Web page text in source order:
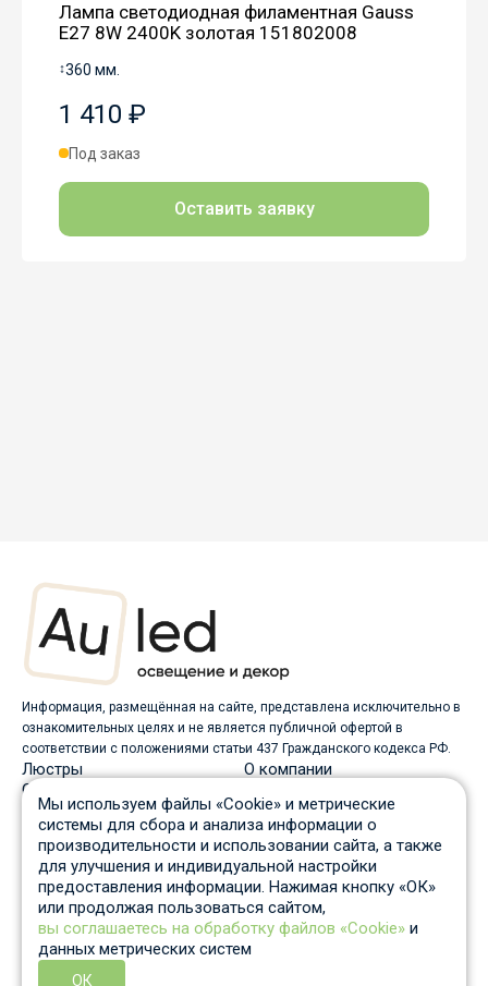
Лампа светодиодная филаментная Gauss
E27 8W 2400K золотая 151802008
↕360 мм.
1 410 ₽
Под заказ
Оставить заявку
Информация, размещённая на сайте, представлена исключительно в
ознакомительных целях и не является публичной офертой в
соответствии с положениями статьи 437 Гражданского кодекса РФ.
Люстры
О компании
Светильники
Бра
Оплата
Торшеры
Скидки
Споты
Вопрос-ответ
Настольные лампы
Гарантия и возврат
Уличные светильники
Статьи
Трековые системы
Отзывы
Пн-Пт: c 10 до 19 по Москве
Отдел продаж
8 931 210-53-05
Мы используем файлы «Cookie» и метрические
системы для сбора и анализа информации о
производительности и использовании сайта, а также
для улучшения и индивидуальной настройки
предоставления информации. Нажимая кнопку «ОК»
или продолжая пользоваться сайтом,
вы соглашаетесь на обработку файлов «Cookie» и
данных метрических систем
ОК